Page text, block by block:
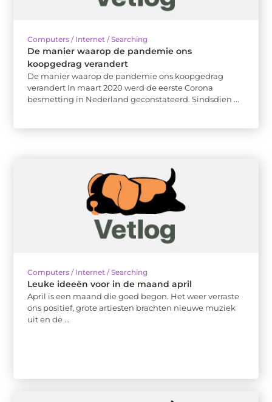
Computers / Internet / Searching
De manier waarop de pandemie ons
koopgedrag verandert
De manier waarop de pandemie ons koopgedrag
verandert In maart 2020 werd de eerste Corona
besmetting in Nederland geconstateerd. Sindsdien ...
Computers / Internet / Searching
Leuke ideeën voor in de maand april
April is een maand die goed begon. Het weer verraste
ons positief, grote artiesten brachten nieuwe muziek
uit en de ...